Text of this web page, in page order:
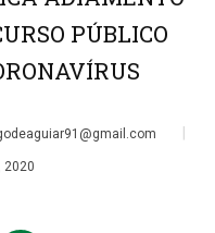
PÚBLICO
2020